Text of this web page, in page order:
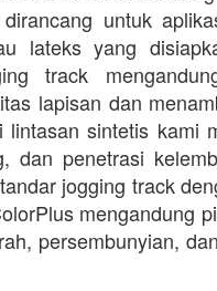
untuk
lateks yang
track
lapisan dan
lintasan sintetis kami
dan penetrasi
jogging track
mengandung
persembunyian,